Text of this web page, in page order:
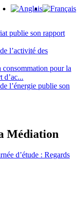
publie son rapport
l’activité des
pour la
d’ac...
l’énergie publie son
Médiation
d’étude : Regards